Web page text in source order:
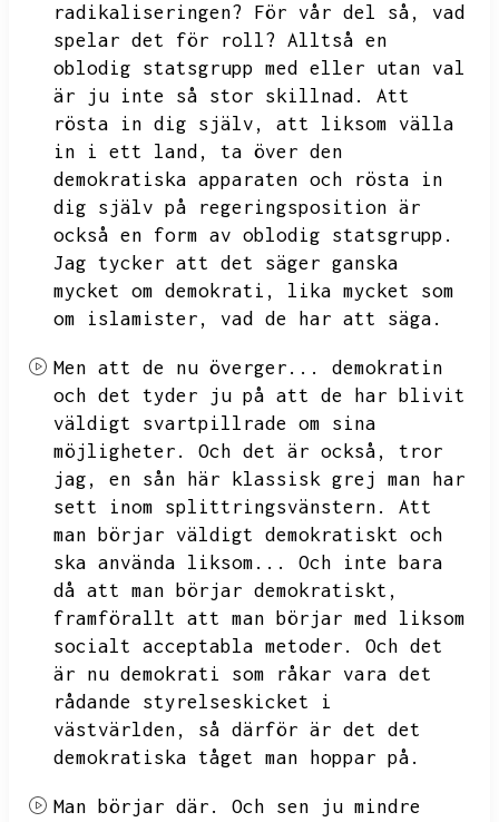
radikaliseringen?
För vår del så,
vad
spelar det för roll? Alltså en
oblodig statsgrupp med eller utan val
är ju inte så stor skillnad.
Att
rösta in dig själv,
att liksom välla
in i ett land,
ta över den
demokratiska apparaten och rösta in
dig själv på regeringsposition är
också en form av oblodig statsgrupp.
Jag tycker att det säger ganska
mycket om demokrati,
lika mycket som
om islamister,
vad de har att säga.
Men att de nu överger...
demokratin
och det tyder ju på att de har blivit
väldigt svartpillrade om sina
möjligheter.
Och det är också,
tror
jag,
en sån här klassisk grej man har
sett inom splittringsvänstern.
Att
man börjar väldigt demokratiskt och
ska använda liksom...
Och inte bara
då att man börjar demokratiskt,
framförallt att man börjar med liksom
socialt acceptabla metoder.
Och det
är nu demokrati som råkar vara det
rådande styrelseskicket i
västvärlden,
så därför är det det
demokratiska tåget man hoppar på.
Man börjar där.
Och sen ju mindre